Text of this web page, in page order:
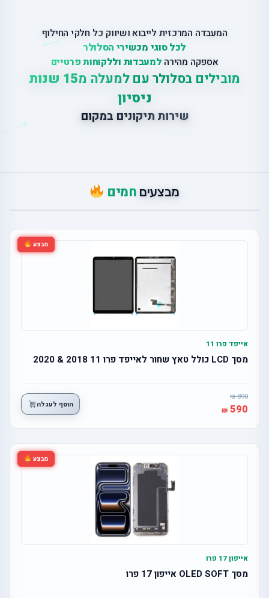
המעבדה המרכזית לייבוא ושיווק כל חלקי החילוף
לכל סוגי מכשירי הסלולר
אספקה מהירה למעבדות וללקוחות פרטיים
מובילים בסלולר עם למעלה מ
15 שנות
ניסיון
שירות תיקונים במקום
מבצעים חמים
מבצע
אייפד פרו 11
מסך LCD כולל טאץ שחור לאייפד פרו 11 2018 & 2020
890
590 הוסף לעגלה
מבצע
אייפון 17 פרו
מסך OLED SOFT אייפון 17 פרו